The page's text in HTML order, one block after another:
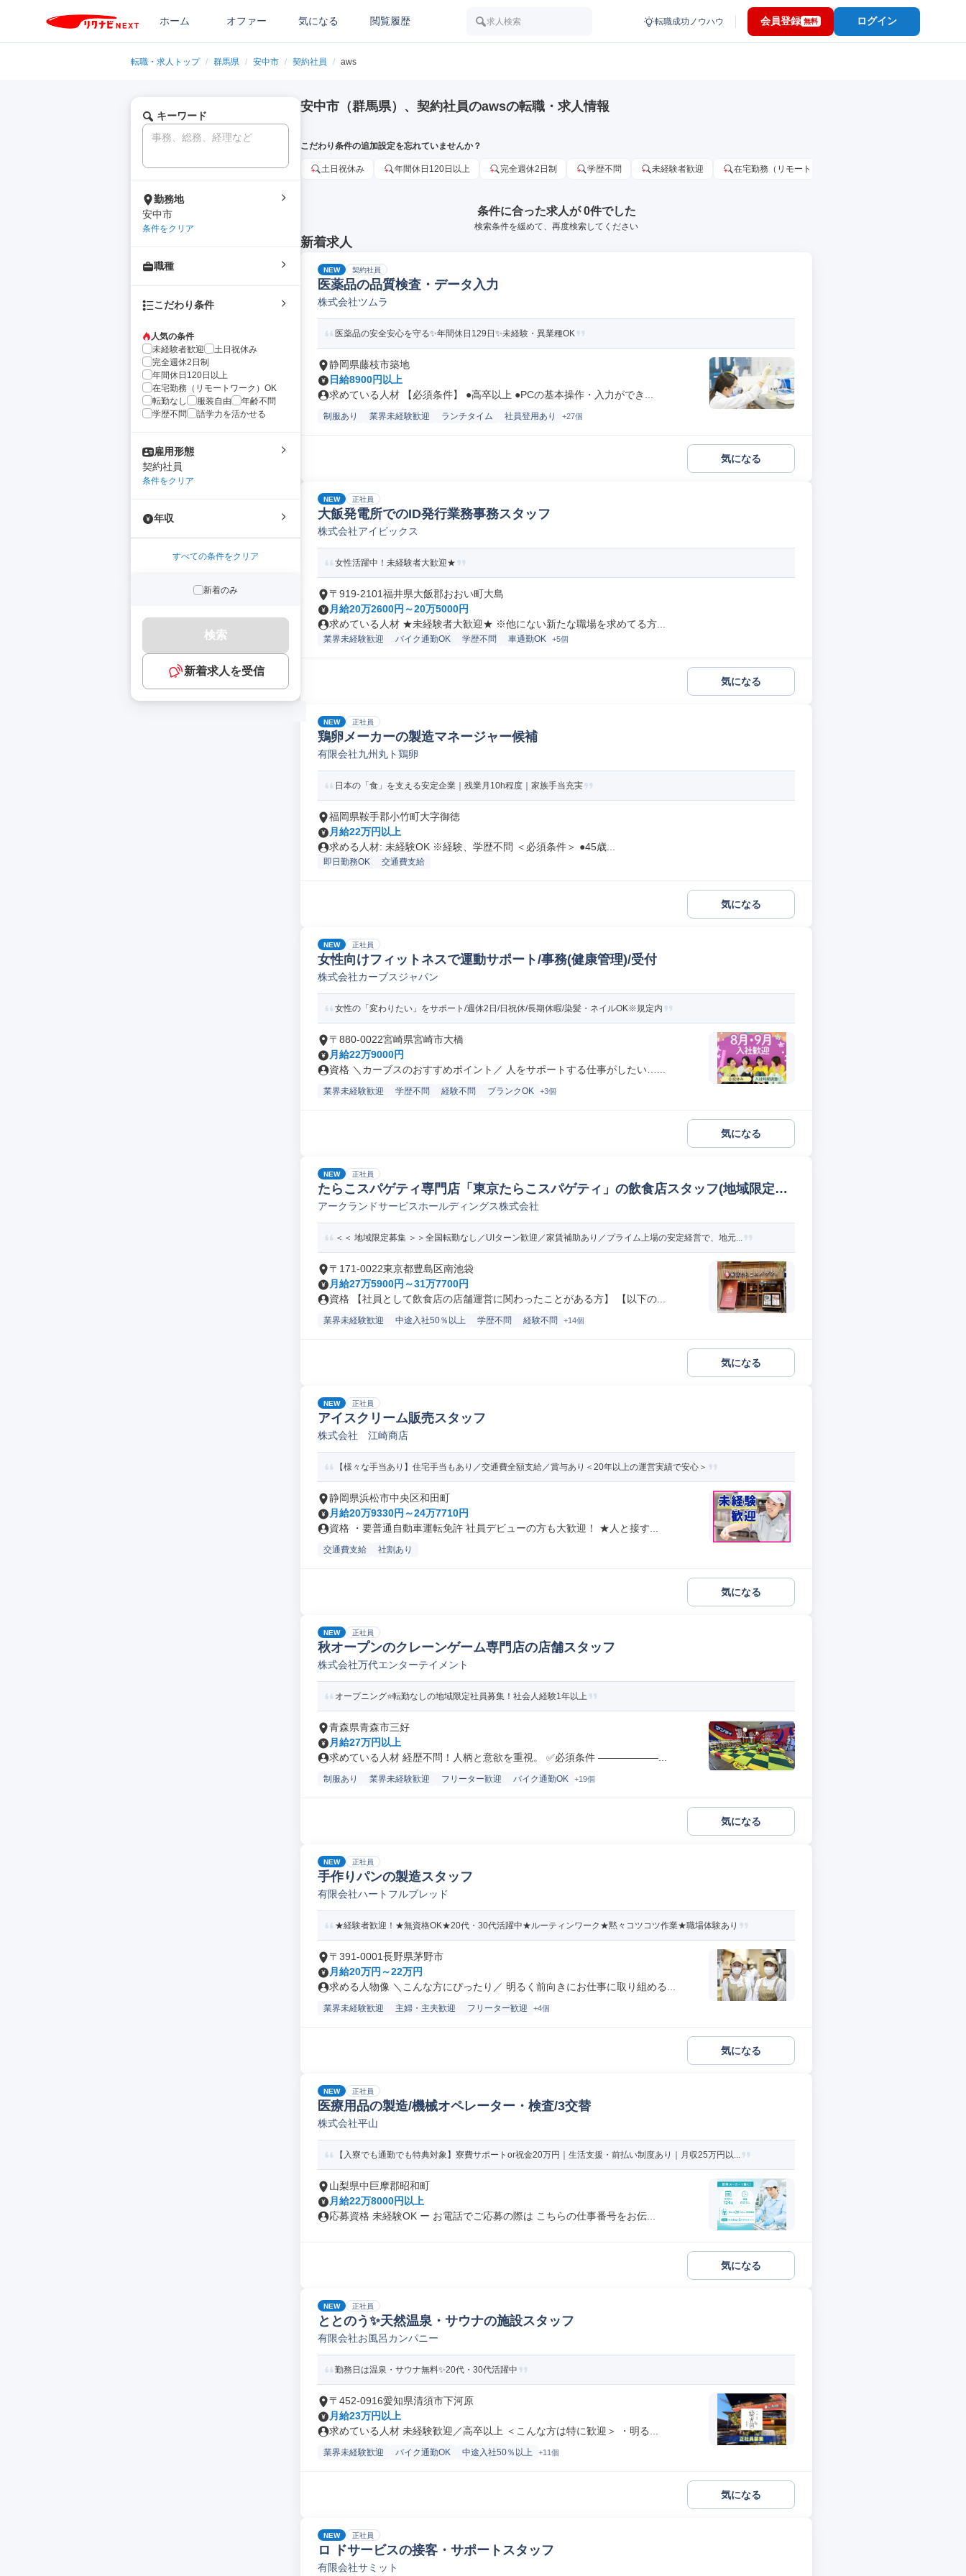
ホーム オファー 気になる 閲覧履歴 求人検索 転職成功ノウハウ 会員登録 無料 ログイン
転職・求人トップ / 群馬県 / 安中市 / 契約社員 / aws
キーワード
勤務地
安中市
条件をクリア
職種
こだわり条件
人気の条件
未経験者歓迎
土日祝休み
完全週休2日制
年間休日120日以上
在宅勤務（リモートワーク）OK
転勤なし
服装自由
年齢不問
学歴不問
語学力を活かせる
雇用形態
契約社員
条件をクリア
年収
すべての条件をクリア
新着のみ
検索
新着求人を受信
安中市（群馬県）、契約社員のawsの転職・求人情報
こだわり条件の追加設定を忘れていませんか？
土日祝休み 年間休日120日以上 完全週休2日制 学歴不問 未経験者歓迎 在宅勤務（リモートワーク）OK
条件に合った求人が 0件でした
検索条件を緩めて、再度検索してください
新着求人
NEW 契約社員
医薬品の品質検査・データ入力
株式会社ツムラ
医薬品の安全安心を守る✨年間休日129日✨未経験・異業種OK
静岡県藤枝市築地
日給8900円以上
求めている人材 【必須条件】 ●高卒以上 ●PCの基本操作・入力ができ...
制服あり 業界未経験歓迎 ランチタイム 社員登用あり +27個
気になる
NEW 正社員
大飯発電所でのID発行業務事務スタッフ
株式会社アイビックス
女性活躍中！未経験者大歓迎★
〒919-2101福井県大飯郡おおい町大島
月給20万2600円～20万5000円
求めている人材 ★未経験者大歓迎★ ※他にない新たな職場を求めてる方...
業界未経験歓迎 バイク通勤OK 学歴不問 車通勤OK +5個
気になる
NEW 正社員
鶏卵メーカーの製造マネージャー候補
有限会社九州丸ト鶏卵
日本の「食」を支える安定企業｜残業月10h程度｜家族手当充実
福岡県鞍手郡小竹町大字御徳
月給22万円以上
求める人材: 未経験OK ※経験、学歴不問 ＜必須条件＞ ●45歳...
即日勤務OK 交通費支給
気になる
NEW 正社員
女性向けフィットネスで運動サポート/事務(健康管理)/受付
株式会社カーブスジャパン
女性の「変わりたい」をサポート/週休2日/日祝休/長期休暇/染髪・ネイルOK※規定内
〒880-0022宮崎県宮崎市大橋
月給22万9000円
資格 ＼カーブスのおすすめポイント／ 人をサポートする仕事がしたい…...
業界未経験歓迎 学歴不問 経験不問 ブランクOK +3個
気になる
NEW 正社員
たらこスパゲティ専門店「東京たらこスパゲティ」の飲食店スタッフ(地域限定社
員/転勤なし)
アークランドサービスホールディングス株式会社
＜＜ 地域限定募集 ＞＞全国転勤なし／UIターン歓迎／家賃補助あり／プライム上場の安定経営で、地元...
〒171-0022東京都豊島区南池袋
月給27万5900円～31万7700円
資格 【社員として飲食店の店舗運営に関わったことがある方】 【以下の...
業界未経験歓迎 中途入社50％以上 学歴不問 経験不問 +14個
気になる
NEW 正社員
アイスクリーム販売スタッフ
株式会社 江崎商店
【様々な手当あり】住宅手当もあり／交通費全額支給／賞与あり＜20年以上の運営実績で安心＞
静岡県浜松市中央区和田町
月給20万9330円～24万7710円
資格 ・要普通自動車運転免許 社員デビューの方も大歓迎！ ★人と接す...
交通費支給 社割あり
気になる
NEW 正社員
秋オープンのクレーンゲーム専門店の店舗スタッフ
株式会社万代エンターテイメント
オープニング⭐転勤なしの地域限定社員募集！社会人経験1年以上
青森県青森市三好
月給27万円以上
求めている人材 経歴不問！人柄と意欲を重視。 ✅必須条件 ――――――...
制服あり 業界未経験歓迎 フリーター歓迎 バイク通勤OK +19個
気になる
NEW 正社員
手作りパンの製造スタッフ
有限会社ハートフルブレッド
★経験者歓迎！★無資格OK★20代・30代活躍中★ルーティンワーク★黙々コツコツ作業★職場体験あり
〒391-0001長野県茅野市
月給20万円～22万円
求める人物像 ＼こんな方にぴったり／ 明るく前向きにお仕事に取り組める...
業界未経験歓迎 主婦・主夫歓迎 フリーター歓迎 +4個
気になる
NEW 正社員
医療用品の製造/機械オペレーター・検査/3交替
株式会社平山
【入寮でも通勤でも特典対象】寮費サポートor祝金20万円｜生活支援・前払い制度あり｜月収25万円以...
山梨県中巨摩郡昭和町
月給22万8000円以上
応募資格 未経験OK ー お電話でご応募の際は こちらの仕事番号をお伝...
気になる
NEW 正社員
ととのう✨天然温泉・サウナの施設スタッフ
有限会社お風呂カンパニー
勤務日は温泉・サウナ無料✨20代・30代活躍中
〒452-0916愛知県清須市下河原
月給23万円以上
求めている人材 未経験歓迎／高卒以上 ＜こんな方は特に歓迎＞ ・明る...
業界未経験歓迎 バイク通勤OK 中途入社50％以上 +11個
気になる
NEW 正社員
ロ ドサービスの接客・サポートスタッフ
有限会社サミット